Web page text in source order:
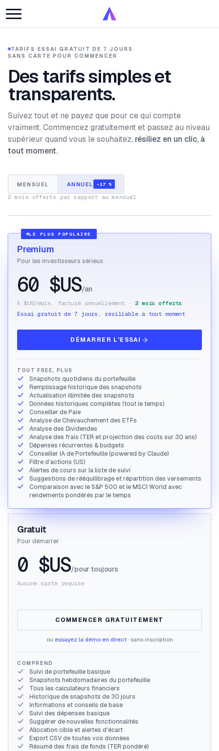
TARIFS · ESSAI GRATUIT DE 7 JOURS ·
SANS CARTE POUR COMMENCER
Des tarifs simples et
transparents.
Suivez tout et ne payez que pour ce qui compte
vraiment. Commencez gratuitement et passez au niveau
supérieur quand vous le souhaitez, résiliez en un clic, à
tout moment.
MENSUEL ANNUEL −17 %
2 mois offerts par rapport au mensuel
Gratuit
Pour démarrer
0 $US/pour toujours
Aucune carte requise
COMMENCER GRATUITEMENT
ou essayez la démo en direct · sans inscription
COMPREND
Suivi de portefeuille basique
Snapshots hebdomadaires du portefeuille
Tous les calculateurs financiers
Historique de snapshots de 30 jours
Informations et conseils de base
Suivi des dépenses basique
Suggérer de nouvelles fonctionnalités
Allocation cible et alertes d'écart
Export CSV de toutes vos données
Résumé des frais de fonds (TER pondéré)
LE PLUS POPULAIRE
Premium
Pour les investisseurs sérieux
60 $US/an
5 $US/mois, facturé annuellement · 2 mois offerts
Essai gratuit de 7 jours, résiliable à tout moment
DÉMARRER L'ESSAI
TOUT FREE, PLUS
Snapshots quotidiens du portefeuille
Remplissage historique des snapshots
Actualisation illimitée des snapshots
Données historiques complètes (tout le temps)
Conseiller de Paie
Analyse de Chevauchement des ETFs
Analyse des Dividendes
Analyse des frais (TER et projection des coûts sur 30 ans)
Dépenses récurrentes & budgets
Conseiller IA de Portefeuille (powered by Claude)
Filtre d'actions (US)
Alertes de cours sur la liste de suivi
Suggestions de rééquilibrage et répartition des versements
Comparaison avec le S&P 500 et le MSCI World avec
rendements pondérés par le temps